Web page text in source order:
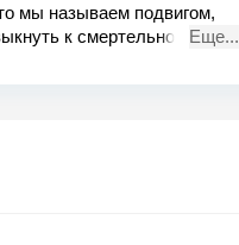
мы называем подвигом,
к смертельной
Еще...